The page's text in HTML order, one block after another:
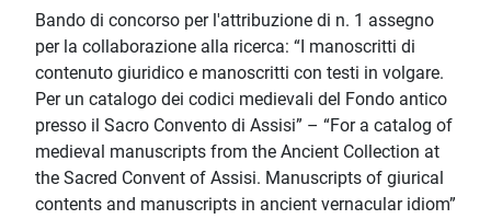
Bando di concorso per l'attribuzione di n. 1 assegno
per la collaborazione alla ricerca: “I manoscritti di
contenuto giuridico e manoscritti con testi in volgare.
Per un catalogo dei codici medievali del Fondo antico
presso il Sacro Convento di Assisi” – “For a catalog of
medieval manuscripts from the Ancient Collection at
the Sacred Convent of Assisi. Manuscripts of giurical
contents and manuscripts in ancient vernacular idiom”